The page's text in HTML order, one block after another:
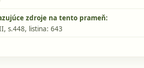
zdroje na tento prameň:
s.448, listina: 643